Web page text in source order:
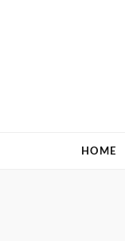
HOME